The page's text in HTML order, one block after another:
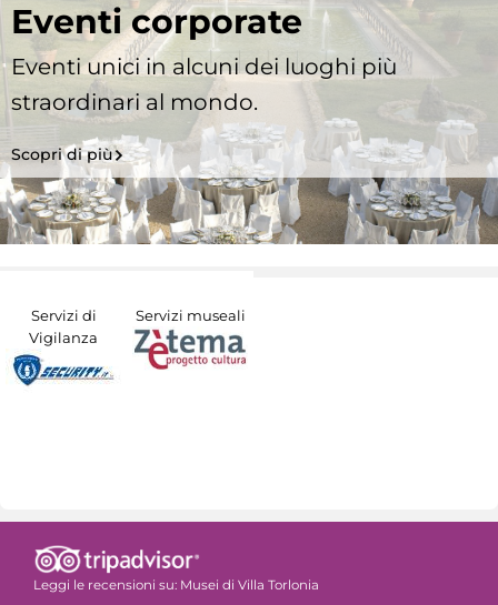
Eventi corporate
Eventi unici in alcuni dei luoghi più
straordinari al mondo.
Scopri di più
Servizi di
Vigilanza
Servizi museali
Leggi le recensioni su: Musei di Villa Torlonia